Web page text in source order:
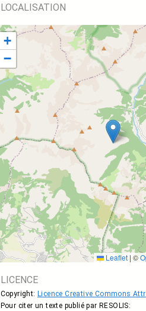
LOCALISATION
+
−
Leaflet | ©
LICENCE
Copyright: Licence Creative Commons
Pour citer un texte publié par RESOLIS: